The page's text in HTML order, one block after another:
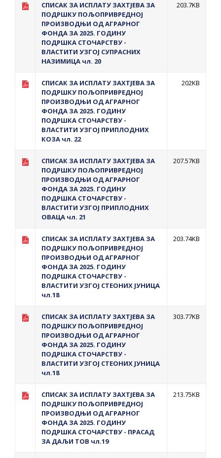
СПИСАК ЗА ИСПЛАТУ ЗАХТЈЕВА ЗА
ПОДРШКУ ПОЉОПРИВРЕДНОЈ
ПРОИЗВОДЊИ ОД АГРАРНОГ
ФОНДА ЗА 2025. ГОДИНУ
ПОДРШКА СТОЧАРСТВУ -
ВЛАСТИТИ УЗГОЈ СУПРАСНИХ
НАЗИМИЦА чл. 20
203.7KB
СПИСАК ЗА ИСПЛAТУ ЗАХТЈЕВА ЗА
ПОДРШКУ ПОЉОПРИВРЕДНОЈ
ПРОИЗВОДЊИ ОД АГРАРНОГ
ФОНДА ЗА 2025. ГОДИНУ
ПОДРШКА СТОЧАРСТВУ -
ВЛАСТИТИ УЗГОЈ ПРИПЛОДНИХ
КОЗА чл. 22
202KB
СПИСАК ЗА ИСПЛAТУ ЗАХТЈЕВА ЗА
ПОДРШКУ ПОЉОПРИВРЕДНОЈ
ПРОИЗВОДЊИ ОД АГРАРНОГ
ФОНДА ЗА 2025. ГОДИНУ
ПОДРШКА СТОЧАРСТВУ -
ВЛАСТИТИ УЗГОЈ ПРИПЛОДНИХ
ОВАЦА чл. 21
207.57KB
СПИСАК ЗА ИСПЛАТУ ЗАХТЈЕВА ЗА
ПОДРШКУ ПОЉОПРИВРЕДНОЈ
ПРОИЗВОДЊИ ОД АГРАРНОГ
ФОНДА ЗА 2025. ГОДИНУ
ПОДРШКА СТОЧАРСТВУ -
ВЛАСТИТИ УЗГОЈ СТЕОНИХ ЈУНИЦА
чл.18
203.74KB
СПИСАК ЗА ИСПЛАТУ ЗАХТЈЕВА ЗА
ПОДРШКУ ПОЉОПРИВРЕДНОЈ
ПРОИЗВОДЊИ ОД АГРАРНОГ
ФОНДА ЗА 2025. ГОДИНУ
ПОДРШКА СТОЧАРСТВУ -
ВЛАСТИТИ УЗГОЈ СТЕОНИХ ЈУНИЦА
чл.18
303.77KB
СПИСАК ЗА ИСПЛАТУ ЗАХТЈЕВА ЗА
ПОДРШКУ ПОЉОПРИВРЕДНОЈ
ПРОИЗВОДЊИ ОД АГРАРНОГ
ФОНДА ЗА 2025. ГОДИНУ
ПОДРШКА СТОЧАРСТВУ - ПРАСАД
ЗА ДАЉИ ТОВ чл.19
213.75KB